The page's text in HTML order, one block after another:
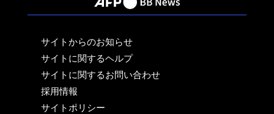
サイトからのお知らせ
サイトに関するヘルプ
サイトに関するお問い合わせ
採用情報
サイトポリシー